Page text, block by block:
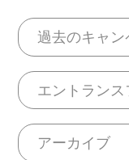
過去のキャン
エントランス
アーカイブ